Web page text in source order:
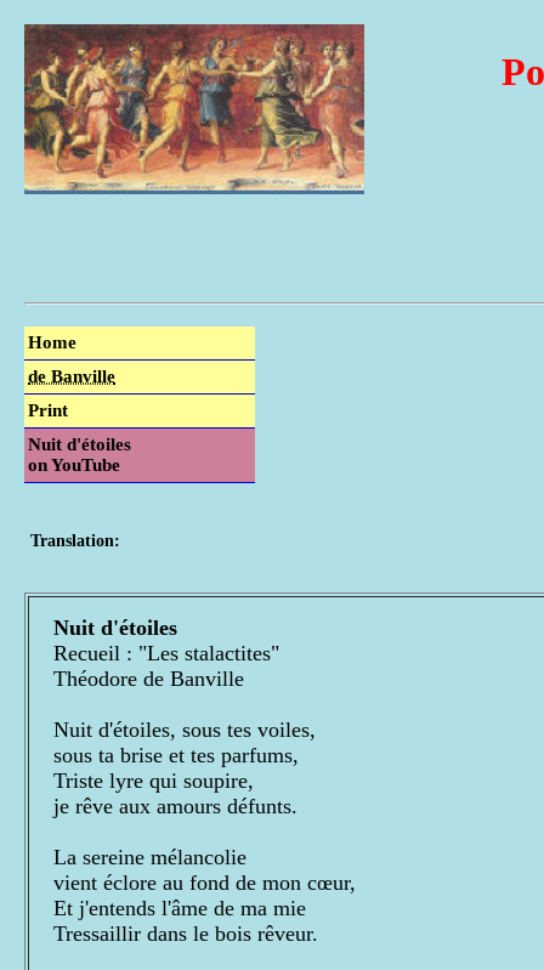
Home
de Banville
Print
Nuit d'étoiles
on YouTube
Translation:
Nuit d'étoiles
Recueil : "Les stalactites"
Théodore de Banville
Nuit d'étoiles, sous tes voiles,
sous ta brise et tes parfums,
Triste lyre qui soupire,
je rêve aux amours défunts.
La sereine mélancolie
vient éclore au fond de mon cœur,
Et j'entends l'âme de ma mie
Tressaillir dans le bois rêveur.